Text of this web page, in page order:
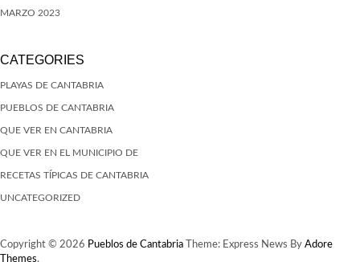
MARZO 2023
CATEGORIES
PLAYAS DE CANTABRIA
PUEBLOS DE CANTABRIA
QUE VER EN CANTABRIA
QUE VER EN EL MUNICIPIO DE
RECETAS TÍPICAS DE CANTABRIA
UNCATEGORIZED
Copyright © 2026 Pueblos de Cantabria Theme: Express News By Adore
Themes.